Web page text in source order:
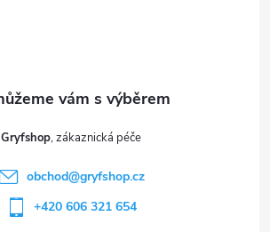
Gryfshop
obchod@gryfshop.cz
+420 606 321 654